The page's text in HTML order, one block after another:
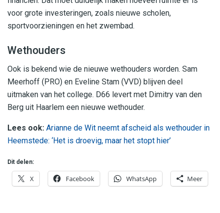
voor grote investeringen, zoals nieuwe scholen,
sportvoorzieningen en het zwembad.
Wethouders
Ook is bekend wie de nieuwe wethouders worden. Sam
Meerhoff (PRO) en Eveline Stam (VVD) blijven deel
uitmaken van het college. D66 levert met Dimitry van den
Berg uit Haarlem een nieuwe wethouder.
Lees ook: Arianne de Wit neemt afscheid als wethouder in
Heemstede: ‘Het is droevig, maar het stopt hier’
Dit delen:
X Facebook WhatsApp Meer